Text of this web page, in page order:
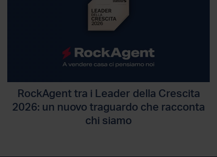
RockAgent tra i Leader della Crescita
2026: un nuovo traguardo che racconta
chi siamo